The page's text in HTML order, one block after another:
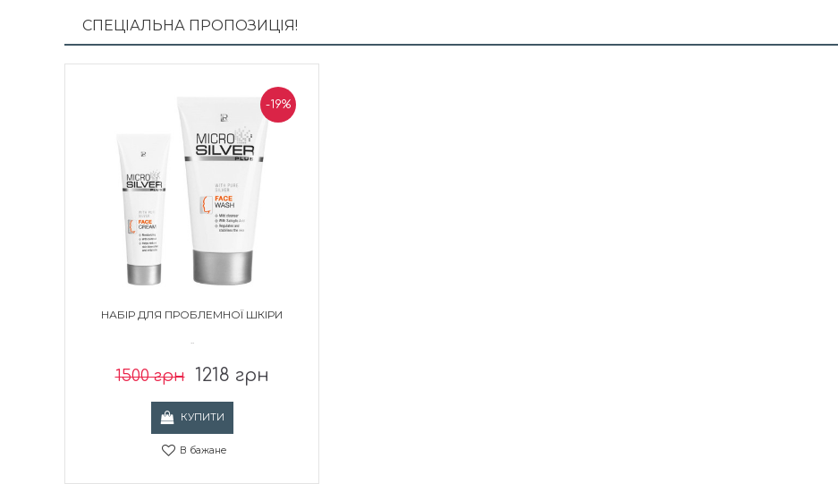
СПЕЦІАЛЬНА ПРОПОЗИЦІЯ!
-19%
НАБІР ДЛЯ ПРОБЛЕМНОЇ ШКІРИ
..
1500 грн 1218 грн
КУПИТИ
В бажане